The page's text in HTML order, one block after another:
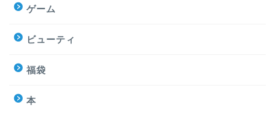
ゲーム
ビューティ
福袋
本